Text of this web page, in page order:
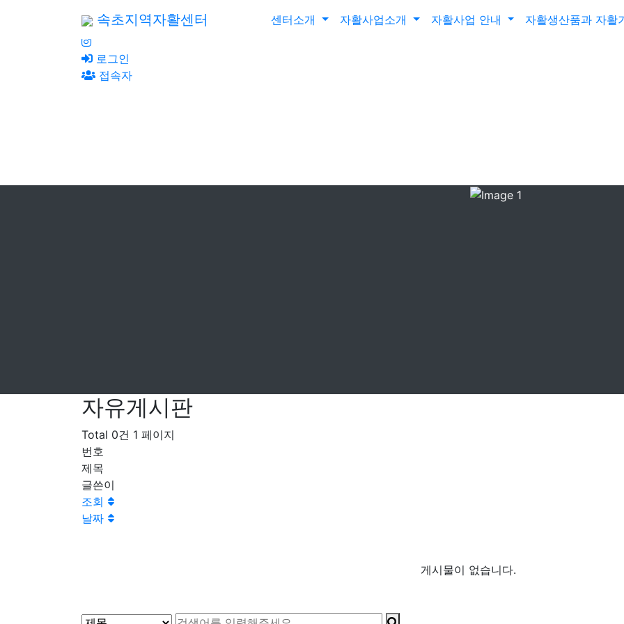
로그인
접속자
속초지역자활센터 센터소개 자활사업소개 자활사업 안내 자활생산품과 자활
자유게시판
Total 0건 1 페이지
번호
제목
글쓴이
조회
날짜
게시물이 없습니다.